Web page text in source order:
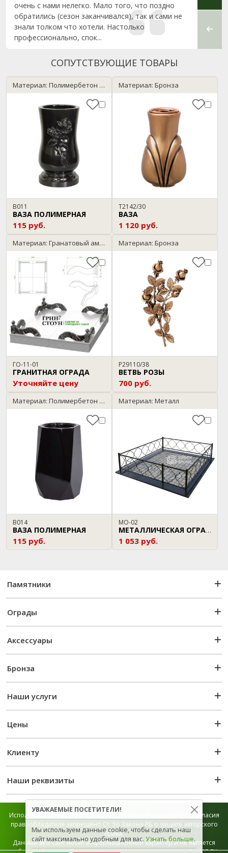
очень с нами нелегко. Мало того, что поздно
обратились (сезон заканчивался), так и сами не
знали толком что хотели. Настолько
профессионально, спок...
СОПУТСТВУЮЩИЕ ТОВАРЫ
Материал: Полимербетон / черный
В011
ВАЗА ПОЛИМЕРНАЯ
115 руб.
Материал: Бронза
T2142/30
ВАЗА
1 120 руб.
Материал: Гранатовый амфиболит
ГО-11-01
ГРАНИТНАЯ ОГРАДА
Уточняйте цену
Материал: Бронза
P29110/38
ВЕТВЬ РОЗЫ
700 руб.
Материал: Полимербетон / черный
В014
ВАЗА ПОЛИМЕРНАЯ
115 руб.
Материал: Металл
МО-02
МЕТАЛЛИЧЕСКАЯ ОГРАДА
1 053 руб.
Памятники
Ограды
Аксессуары
Бронза
Наши услуги
Цены
Клиенту
Наши реквизиты
Использование графической и текстовой информации без согласия
правообладателя запрещено Ст. 56 Закона РБ о защите авторского
права.
Данный веб-сайт носит информационный характер и не является
УВАЖАЕМЫЕ ПОСЕТИТЕЛИ!
Мы используем данные cookie, чтобы сделать наш
сайт максимально удобным для вас. Узнать больше.